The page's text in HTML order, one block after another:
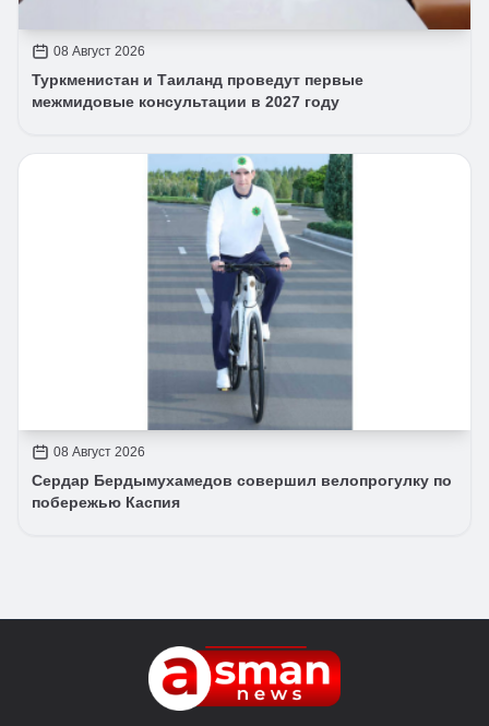
08 Август 2026
Туркменистан и Таиланд проведут первые
межмидовые консультации в 2027 году
08 Август 2026
Сердар Бердымухамедов совершил велопрогулку по
побережью Каспия